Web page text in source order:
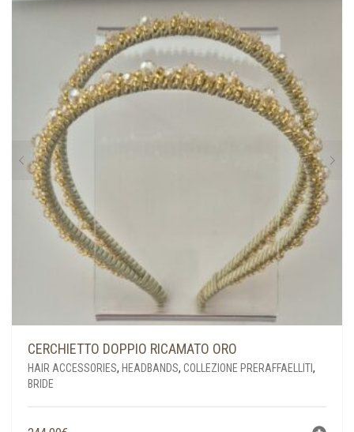
CERCHIETTO DOPPIO RICAMATO ORO
HAIR ACCESSORIES, HEADBANDS, COLLEZIONE PRERAFFAELLITI,
BRIDE